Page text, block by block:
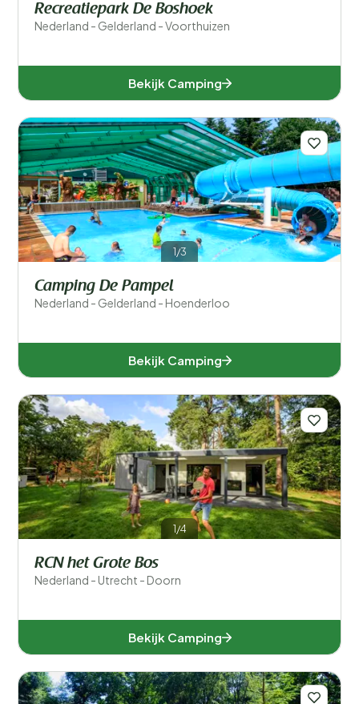
Recreatiepark De Boshoek
Nederland - Gelderland - Voorthuizen
Bekijk Camping
1/3
Camping De Pampel
Nederland - Gelderland - Hoenderloo
Bekijk Camping
1/4
RCN het Grote Bos
Nederland - Utrecht - Doorn
Bekijk Camping